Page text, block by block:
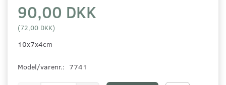
90,00 DKK
(72,00 DKK)
10x7x4cm
Model/varenr.: 7741